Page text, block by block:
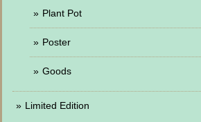
Plant Pot
Poster
Goods
Limited Edition